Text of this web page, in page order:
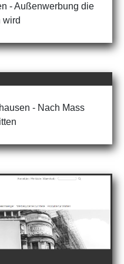
- Außenwerbung die
wird
- Nach Mass